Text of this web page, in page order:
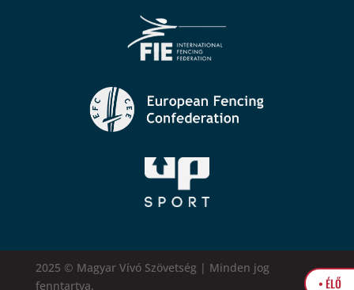
2025 © Magyar Vívó Szövetség | Minden jog
fenntartva.
• ÉLŐ